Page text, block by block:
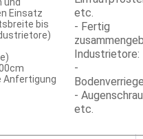
Einsatz
bis
Anfertigung
etc.
- Fertig
Industrietore:
-
-
etc.